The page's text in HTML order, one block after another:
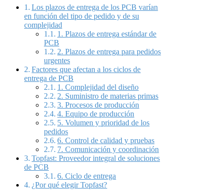
Los plazos de entrega de los PCB varían
en función del tipo de pedido y de su
complejidad
1. Plazos de entrega estándar de
PCB
2. Plazos de entrega para pedidos
urgentes
Factores que afectan a los ciclos de
entrega de PCB
1. Complejidad del diseño
2. Suministro de materias primas
3. Procesos de producción
4. Equipo de producción
5. Volumen y prioridad de los
pedidos
6. Control de calidad y pruebas
7. Comunicación y coordinación
Topfast: Proveedor integral de soluciones
de PCB
6. Ciclo de entrega
¿Por qué elegir Topfast?